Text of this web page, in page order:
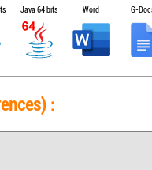
Java 64 bits Word G-
: